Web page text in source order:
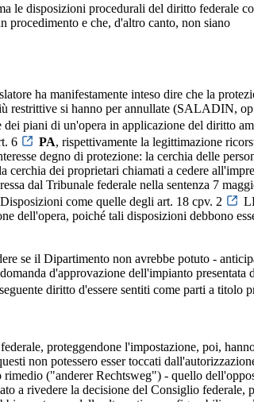
le disposizioni procedurali del diritto federale
procedimento e che, d'altro canto, non siano
ha manifestamente inteso dire che la
restrittive si hanno per annullate (SALADIN,
piani di un'opera in applicazione del diritto
6
PA, rispettivamente la legittimazione
degno di protezione: la cerchia delle
cerchia dei proprietari chiamati a cedere
dal Tribunale federale nella sentenza 7
come quelle degli art. 18 cpv. 2
dell'opera, poiché tali disposizioni debbono
se il Dipartimento non avrebbe potuto -
d'approvazione dell'impianto
diritto d'essere sentiti come parti a titolo
proteggendone l'impostazione, poi,
non potessero esser toccati
rimedio ("anderer Rechtsweg") - quello
a rivedere la decisione del Consiglio